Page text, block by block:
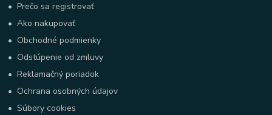
•Prečo sa registrovať
•Ako nakupovať
• Obchodné podmienky
• Odstúpenie od zmluvy
•Reklamačný poriadok
• Ochrana osobných údajov
•Súbory cookies